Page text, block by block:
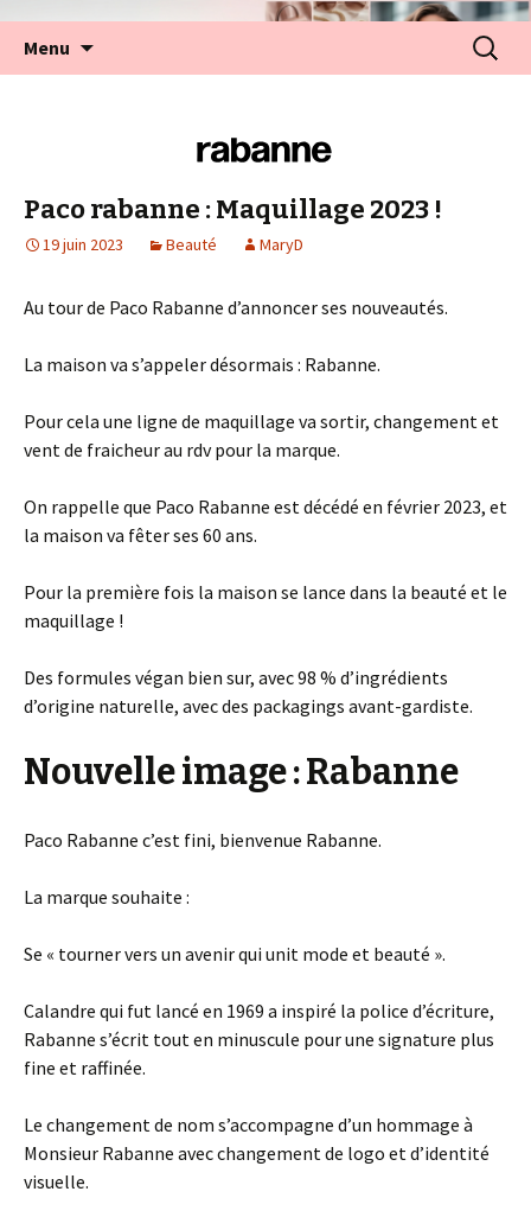
Menu
Paco rabanne : Maquillage 2023 !
19 juin 2023 Beauté MaryD
Au tour de Paco Rabanne d’annoncer ses nouveautés.
La maison va s’appeler désormais : Rabanne.
Pour cela une ligne de maquillage va sortir, changement et
vent de fraicheur au rdv pour la marque.
On rappelle que Paco Rabanne est décédé en février 2023, et
la maison va fêter ses 60 ans.
Pour la première fois la maison se lance dans la beauté et le
maquillage !
Des formules végan bien sur, avec 98 % d’ingrédients
d’origine naturelle, avec des packagings avant-gardiste.
Nouvelle image : Rabanne
Paco Rabanne c’est fini, bienvenue Rabanne.
La marque souhaite :
Se « tourner vers un avenir qui unit mode et beauté ».
Calandre qui fut lancé en 1969 a inspiré la police d’écriture,
Rabanne s’écrit tout en minuscule pour une signature plus
fine et raffinée.
Le changement de nom s’accompagne d’un hommage à
Monsieur Rabanne avec changement de logo et d’identité
visuelle.